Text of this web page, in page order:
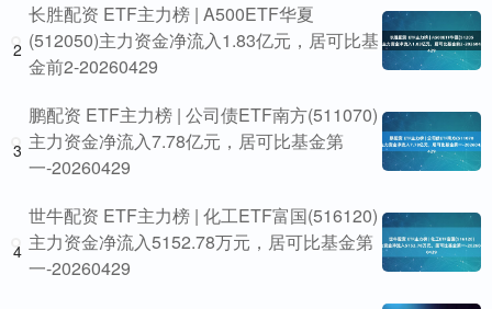
2
长胜配资 ETF主力榜 | A500ETF华夏
(512050)主力资金净流入1.83亿元，居可比基
金前2-20260429
3
鹏配资 ETF主力榜 | 公司债ETF南方(511070)
主力资金净流入7.78亿元，居可比基金第
一-20260429
4
世牛配资 ETF主力榜 | 化工ETF富国(516120)
主力资金净流入5152.78万元，居可比基金第
一-20260429